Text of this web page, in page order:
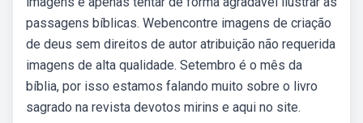
passagens bíblicas. Webencontre imagens de criação
de deus sem direitos de autor atribuição não requerida
imagens de alta qualidade. Setembro é o mês da
bíblia, por isso estamos falando muito sobre o livro
sagrado na revista devotos mirins e aqui no site.